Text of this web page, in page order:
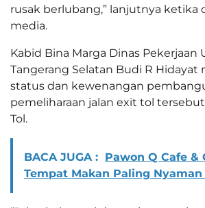
rusak berlubang,” lanjutnya ketika
media.
Kabid Bina Marga Dinas Pekerjaan
Tangerang Selatan Budi R Hidayat
status dan kewenangan
pemeliharaan jalan exit tol tersebut
Tol.
BACA JUGA : Pawon Q Cafe &
Tempat Makan Paling